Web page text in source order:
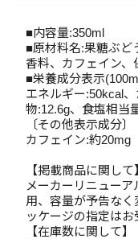
■内容量:350ml
■原材料名:果糖ぶど
香料、カフェイン、
■栄養成分表示
エネルギー:50kcal
物:12.6g、食塩相当
〔その他表示成分〕
カフェイン:約20mg
【掲載商品に関して
メーカーリニュー
用、容量が予告な
ッケージの指定はお
【在庫数に関して】